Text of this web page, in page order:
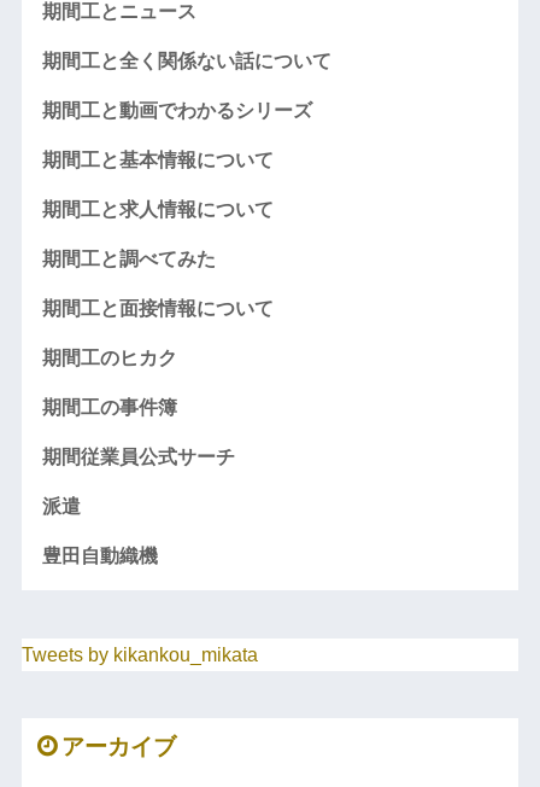
期間工とニュース
期間工と全く関係ない話について
期間工と動画でわかるシリーズ
期間工と基本情報について
期間工と求人情報について
期間工と調べてみた
期間工と面接情報について
期間工のヒカク
期間工の事件簿
期間従業員公式サーチ
派遣
豊田自動織機
Tweets by kikankou_mikata
アーカイブ